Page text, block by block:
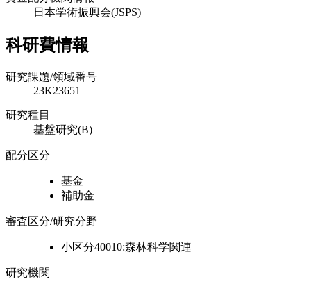
日本学術振興会(JSPS)
科研費情報
研究課題/領域番号
23K23651
研究種目
基盤研究(B)
配分区分
基金
補助金
審査区分/研究分野
小区分40010:森林科学関連
研究機関